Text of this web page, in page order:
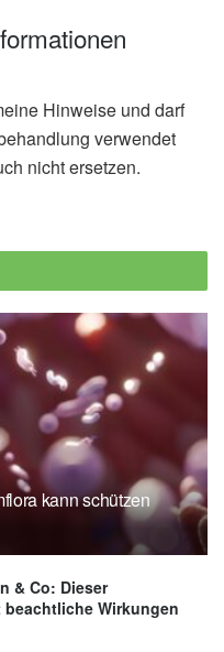
Hinweise und darf
verwendet
nicht ersetzen.
kann schützen
& Co: Dieser
Wirkungen